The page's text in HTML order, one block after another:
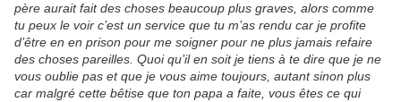
père aurait fait des choses beaucoup plus graves, alors comme
tu peux le voir c’est un service que tu m’as rendu car je profite
d’être en en prison pour me soigner pour ne plus jamais refaire
des choses pareilles. Quoi qu’il en soit je tiens à te dire que je ne
vous oublie pas et que je vous aime toujours, autant sinon plus
car malgré cette bêtise que ton papa a faite, vous êtes ce qui